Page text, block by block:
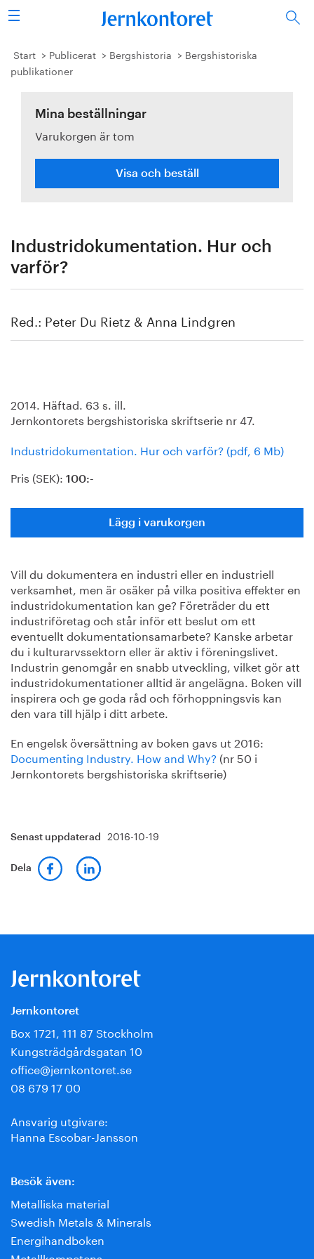
Sök
Stålindustrin
Forskning/utbildning
Energi/miljö
Vi tycker
Bildbank
Start Publicerat Bergshistoria
Bergshistoriska
publikationer
Mina beställningar
Varukorgen är tom
Visa och beställ
Industridokumentation. Hur och
varför?
Red.: Peter Du Rietz & Anna Lindgren
2014. Häftad. 63 s. ill.
Jernkontorets bergshistoriska skriftserie nr 47.
Industridokumentation. Hur och varför? (pdf, 6 Mb)
Pris (SEK): 100:-
Lägg i varukorgen
Vill du dokumentera en industri eller en industriell
verksamhet, men är osäker på vilka positiva effekter en
industridokumentation kan ge? Företräder du ett
industriföretag och står inför ett beslut om ett
eventuellt dokumentationsamarbete? Kanske arbetar
du i kulturarvssektorn eller är aktiv i föreningslivet.
Industrin genomgår en snabb utveckling, vilket gör att
industridokumentationer alltid är angelägna. Boken vill
inspirera och ge goda råd och förhoppningsvis kan
den vara till hjälp i ditt arbete.
En engelsk översättning av boken gavs ut 2016:
Documenting Industry. How and Why? (nr 50 i
Jernkontorets bergshistoriska skriftserie)
Senast uppdaterad 2016-10-19
Dela
Jernkontoret
Box 1721, 111 87 Stockholm
Kungsträdgårdsgatan 10
office@jernkontoret.se
08 679 17 00
Ansvarig utgivare:
Hanna Escobar-Jansson
Besök även:
Metalliska material
Swedish Metals & Minerals
Energihandboken